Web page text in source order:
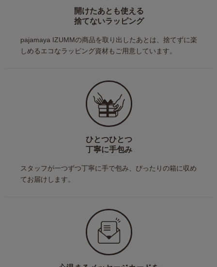
開けたあとも使える
捨てないラッピング
pajamaya IZUMMの商品を取り出したあとは、捨てずに楽
しめるエコなラッピング資材もご用意しています。
ひとつひとつ
丁寧に手包み
スタッフが一つずつ丁寧に手で包み、ぴったりの箱に収め
てお届けします。